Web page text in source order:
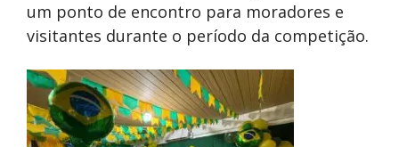
um ponto de encontro para moradores e
visitantes durante o período da competição.